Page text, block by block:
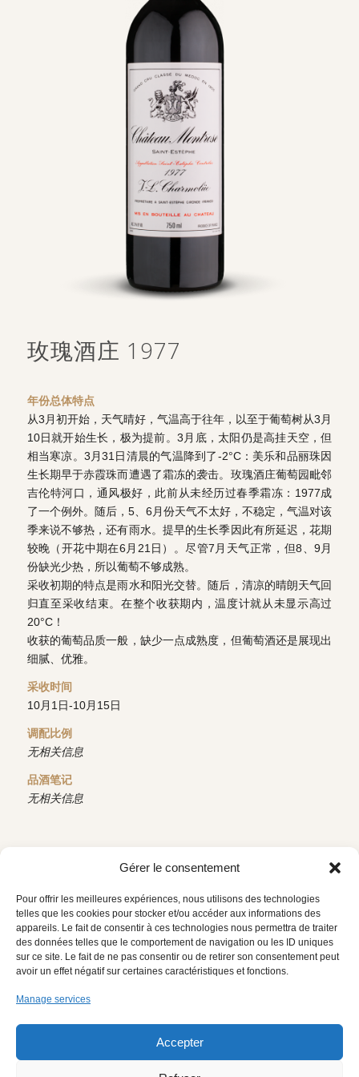
Gérer le consentement
Pour offrir les meilleures expériences, nous utilisons des technologies
telles que les cookies pour stocker et/ou accéder aux informations des
appareils. Le fait de consentir à ces technologies nous permettra de traiter
des données telles que le comportement de navigation ou les ID uniques
sur ce site. Le fait de ne pas consentir ou de retirer son consentement peut
avoir un effet négatif sur certaines caractéristiques et fonctions.
Manage services
Accepter
玫瑰酒庄 1977
年份总体特点
从3月初开始，天气晴好，气温高于往年，以至于葡萄树从3月
10日就开始生长，极为提前。3月底，太阳仍是高挂天空，但
相当寒凉。3月31日清晨的气温降到了-2°C：美乐和品丽珠因
生长期早于赤霞珠而遭遇了霜冻的袭击。玫瑰酒庄葡萄园毗邻
吉伦特河口，通风极好，此前从未经历过春季霜冻：1977成
了一个例外。随后，5、6月份天气不太好，不稳定，气温对该
季来说不够热，还有雨水。提早的生长季因此有所延迟，花期
较晚（开花中期在6月21日）。尽管7月天气正常，但8、9月
份缺光少热，所以葡萄不够成熟。
采收初期的特点是雨水和阳光交替。随后，清凉的晴朗天气回
归直至采收结束。在整个收获期内，温度计就从未显示高过
20°C！
收获的葡萄品质一般，缺少一点成熟度，但葡萄酒还是展现出
细腻、优雅。
采收时间
10月1日-10月15日
调配比例
无相关信息
品酒笔记
无相关信息
返回